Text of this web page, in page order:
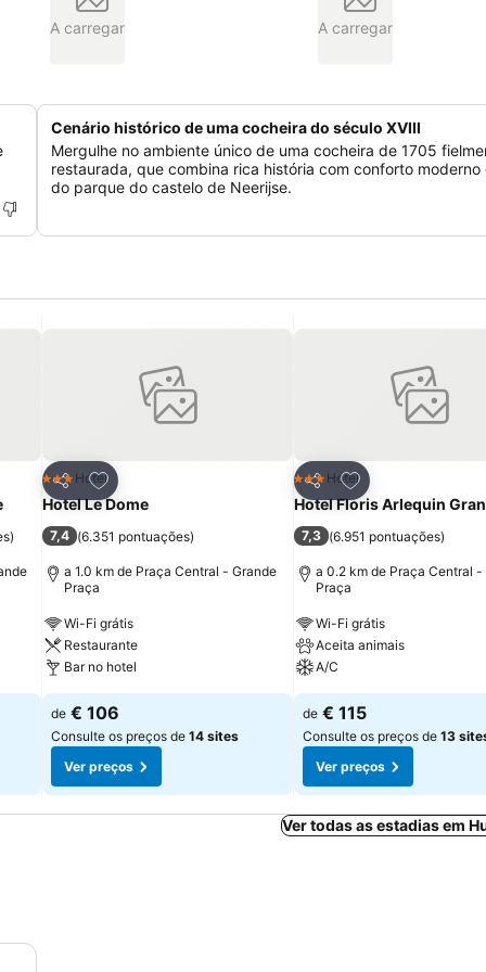
A carregar A carregar
Cenário histórico de uma cocheira do século XVIII
Mergulhe no ambiente único de uma cocheira de 1705
restaurada, que combina rica história com conforto moderno
do parque do castelo de Neerijse.
)
Partilhar
Adicionar aos favoritos
3 Estrelas
Hotel
Hotel Le Dome
7,4 (6.351 pontuações)
a 1.0 km de Praça Central - Grande
Praça
Wi-Fi grátis
Restaurante
Bar no hotel
de € 106
Consulte os preços de 14 sites
Ver preços
Partilhar
Adicionar aos
3 Estrelas
Hotel
Hotel Floris Arlequin
7,3 (6.951 pontuações)
a 0.2 km de Praça Central -
Praça
Wi-Fi grátis
Aceita animais
A/C
de € 115
Consulte os preços de 13
Ver preços
Ver todas as estadias em